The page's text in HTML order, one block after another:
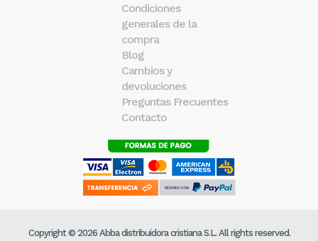
Condiciones
generales de la
compra
Blog
Cambios y
devoluciones
Preguntas Frecuentes
Contacto
Copyright © 2026 Abba distribuidora cristiana S.L. All rights reserved.